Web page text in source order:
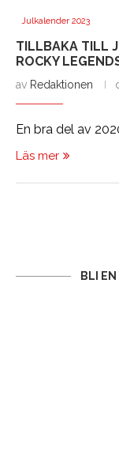
Julkalender 2023
TILLBAKA TILL
ROCKY
av Redaktionen
En bra del av
Läs mer
BLI